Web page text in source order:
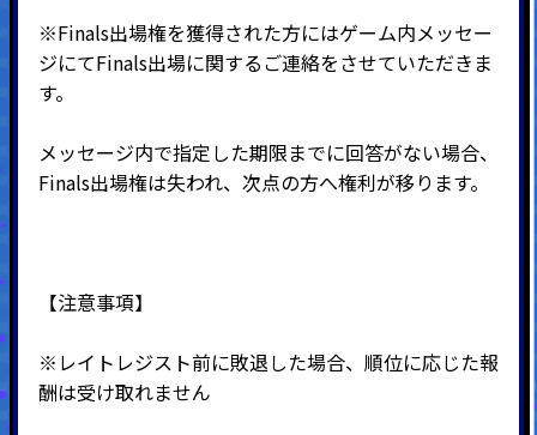
※Finals出場権を獲得された方にはゲーム内メッセー
ジにてFinals出場に関するご連絡をさせていただきま
す。
メッセージ内で指定した期限までに回答がない場合、
Finals出場権は失われ、次点の方へ権利が移ります。
【注意事項】
※レイトレジスト前に敗退した場合、順位に応じた報
酬は受け取れません